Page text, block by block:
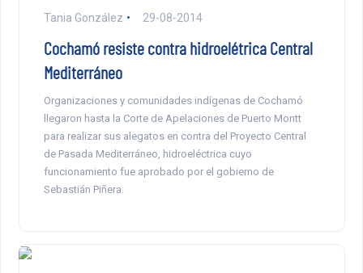
Tania González 29-08-2014
Cochamó resiste contra hidroelétrica Central
Mediterráneo
Organizaciones y comunidades indígenas de Cochamó
llegaron hasta la Corte de Apelaciones de Puerto Montt
para realizar sus alegatos en contra del Proyecto Central
de Pasada Mediterráneo, hidroeléctrica cuyo
funcionamiento fue aprobado por el gobierno de
Sebastián Piñera.